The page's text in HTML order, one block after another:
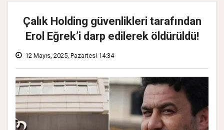
Çalık Holding güvenlikleri tarafından
Erol Eğrek’i darp edilerek öldürüldü!
12 Mayıs, 2025, Pazartesi 14:34